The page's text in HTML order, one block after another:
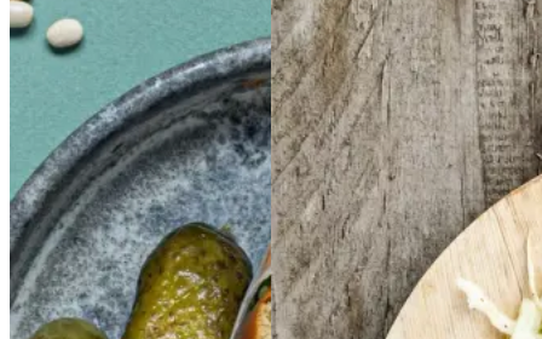
Sloppy Sloppy JoeJoe
Gem opskrift
Morgenmad
FrikadellerFrikadell
er medmed
smørspidskål,smørsp
idskål,
kartoflerkartofler
ogog
sennepsdressingsenn
epsdressing